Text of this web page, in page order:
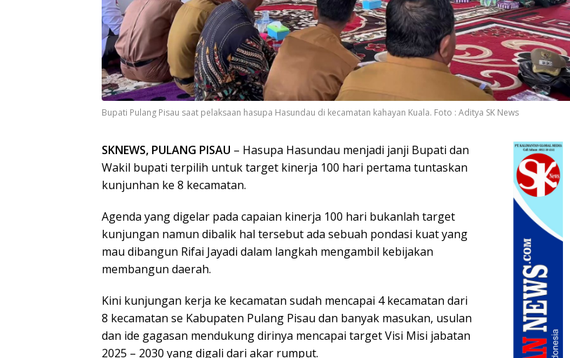
Bupati Pulang Pisau saat pelaksaan hasupa Hasundau di kecamatan kahayan Kuala. Foto : Aditya SK News
SKNEWS, PULANG PISAU – Hasupa Hasundau menjadi janji Bupati dan
Wakil bupati terpilih untuk target kinerja 100 hari pertama tuntaskan
kunjunhan ke 8 kecamatan.
Agenda yang digelar pada capaian kinerja 100 hari bukanlah target
kunjungan namun dibalik hal tersebut ada sebuah pondasi kuat yang
mau dibangun Rifai Jayadi dalam langkah mengambil kebijakan
membangun daerah.
Kini kunjungan kerja ke kecamatan sudah mencapai 4 kecamatan dari
8 kecamatan se Kabupaten Pulang Pisau dan banyak masukan, usulan
dan ide gagasan mendukung dirinya mencapai target Visi Misi jabatan
2025 – 2030 yang digali dari akar rumput.